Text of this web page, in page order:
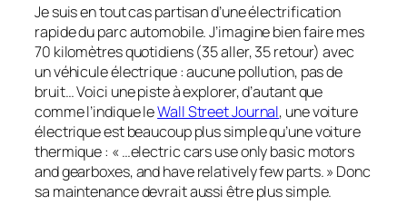
Je suis en tout cas partisan d’une électrification
rapide du parc automobile. J’imagine bien faire mes
70 kilomètres quotidiens (35 aller, 35 retour) avec
un véhicule électrique : aucune pollution, pas de
bruit… Voici une piste à explorer, d’autant que
comme l’indique leWall Street Journal, une voiture
électrique est beaucoup plus simple qu’une voiture
thermique : « …electriccars use only basic motors
and gearboxes, and have relatively few parts. » Donc
sa maintenance devrait aussi être plus simple.